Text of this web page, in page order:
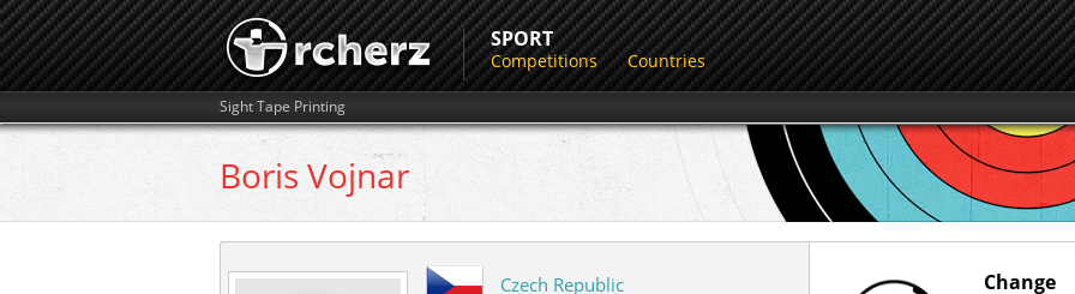
SPORT
Competitions Countries
Sight Tape Printing
Boris Vojnar
Czech Republic Change